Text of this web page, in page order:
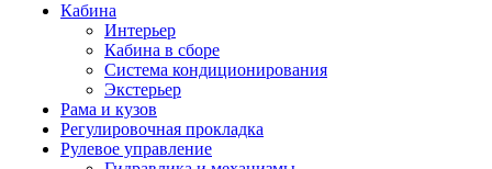
Кабина
Интерьер
Кабина в сборе
Система кондиционирования
Экстерьер
Рама и кузов
Регулировочная прокладка
Рулевое управление